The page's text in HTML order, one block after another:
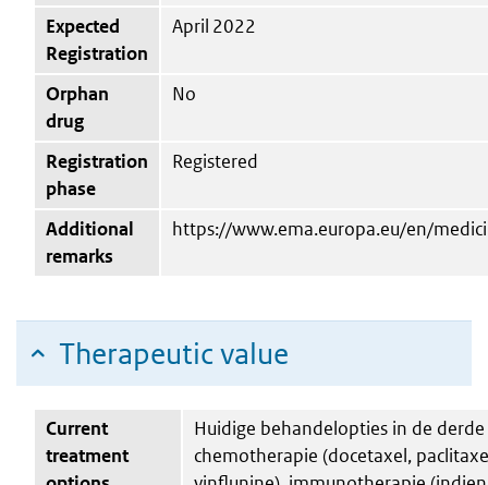
Expected
Registration
April 2022
Orphan
drug
No
Registration
phase
Registered
Additional
remarks
https://www.ema.europa.eu/en/
Therapeutic value
Current
treatment
Huidige behandelopties in de
chemotherapie (docetaxel,